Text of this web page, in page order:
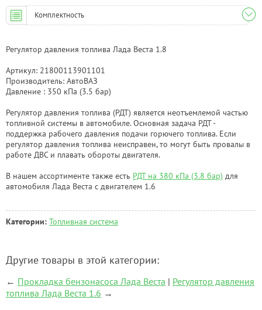
Комплектность
Регулятор давления топлива Лада Веста 1.8
Артикул: 21800113901101
Производитель: АвтоВАЗ
Давление : 350 кПа (3.5 бар)
Регулятор давления топлива (РДТ) является неотъемлемой частью
топливной системы в автомобиле. Основная задача РДТ -
поддержка рабочего давления подачи горючего топлива. Если
регулятор давления топлива неисправен, то могут быть провалы в
работе ДВС и плавать обороты двигателя.
В нашем ассортименте также есть РДТ на 380 кПа (3.8 бар) для
автомобиля Лада Веста с двигателем 1.6
Категории: Топливная система
Другие товары в этой категории:
← Прокладка бензонасоса Лада Веста | Регулятор давления
топлива Лада Веста 1.6 →